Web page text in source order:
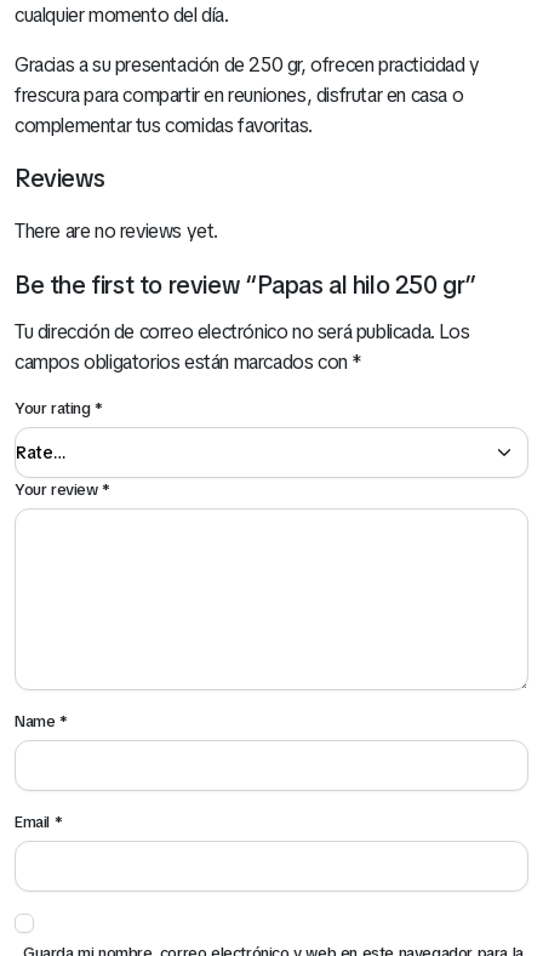
cualquier momento del día.
Gracias a su presentación de 250 gr, ofrecen practicidad y
frescura para compartir en reuniones, disfrutar en casa o
complementar tus comidas favoritas.
Reviews
There are no reviews yet.
Be the first to review “Papas al hilo 250 gr”
Tu dirección de correo electrónico no será publicada. Los
campos obligatorios están marcados con*
Your rating*
Your review*
Name*
Email *